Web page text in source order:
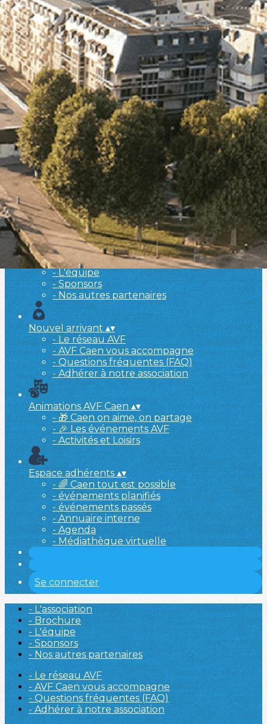
Exporter les lignes sélectionnées
Exporter toutes les colonnes
Exporter uniquement les colonnes affichées
Menu
<
>
- 🎁 Caen on aime, on partage
- 🎉 Les événements AVF
- Activités et Loisirs
Ajoutez un logo, un bouton, des réseaux sociaux
Cliquez pour éditer
L'association▴▾
- L'association
- Brochure
- L'équipe
- Sponsors
- Nos autres partenaires
Nouvel arrivant▴▾
- Le réseau AVF
- AVF Caen vous accompagne
- Questions fréquentes (FAQ)
- Adhérer à notre association
Animations AVF Caen▴▾
- 🎁 Caen on aime, on partage
- 🎉 Les événements AVF
- Activités et Loisirs
Espace adhérents▴▾
- 🌈 Caen tout est possible
- événements planifiés
- événements passés
- Annuaire interne
- Agenda
- Médiathèque virtuelle
Se connecter
- L'association
- Brochure
- L'équipe
- Sponsors
- Nos autres partenaires
- Le réseau AVF
- AVF Caen vous accompagne
- Questions fréquentes (FAQ)
- Adhérer à notre association